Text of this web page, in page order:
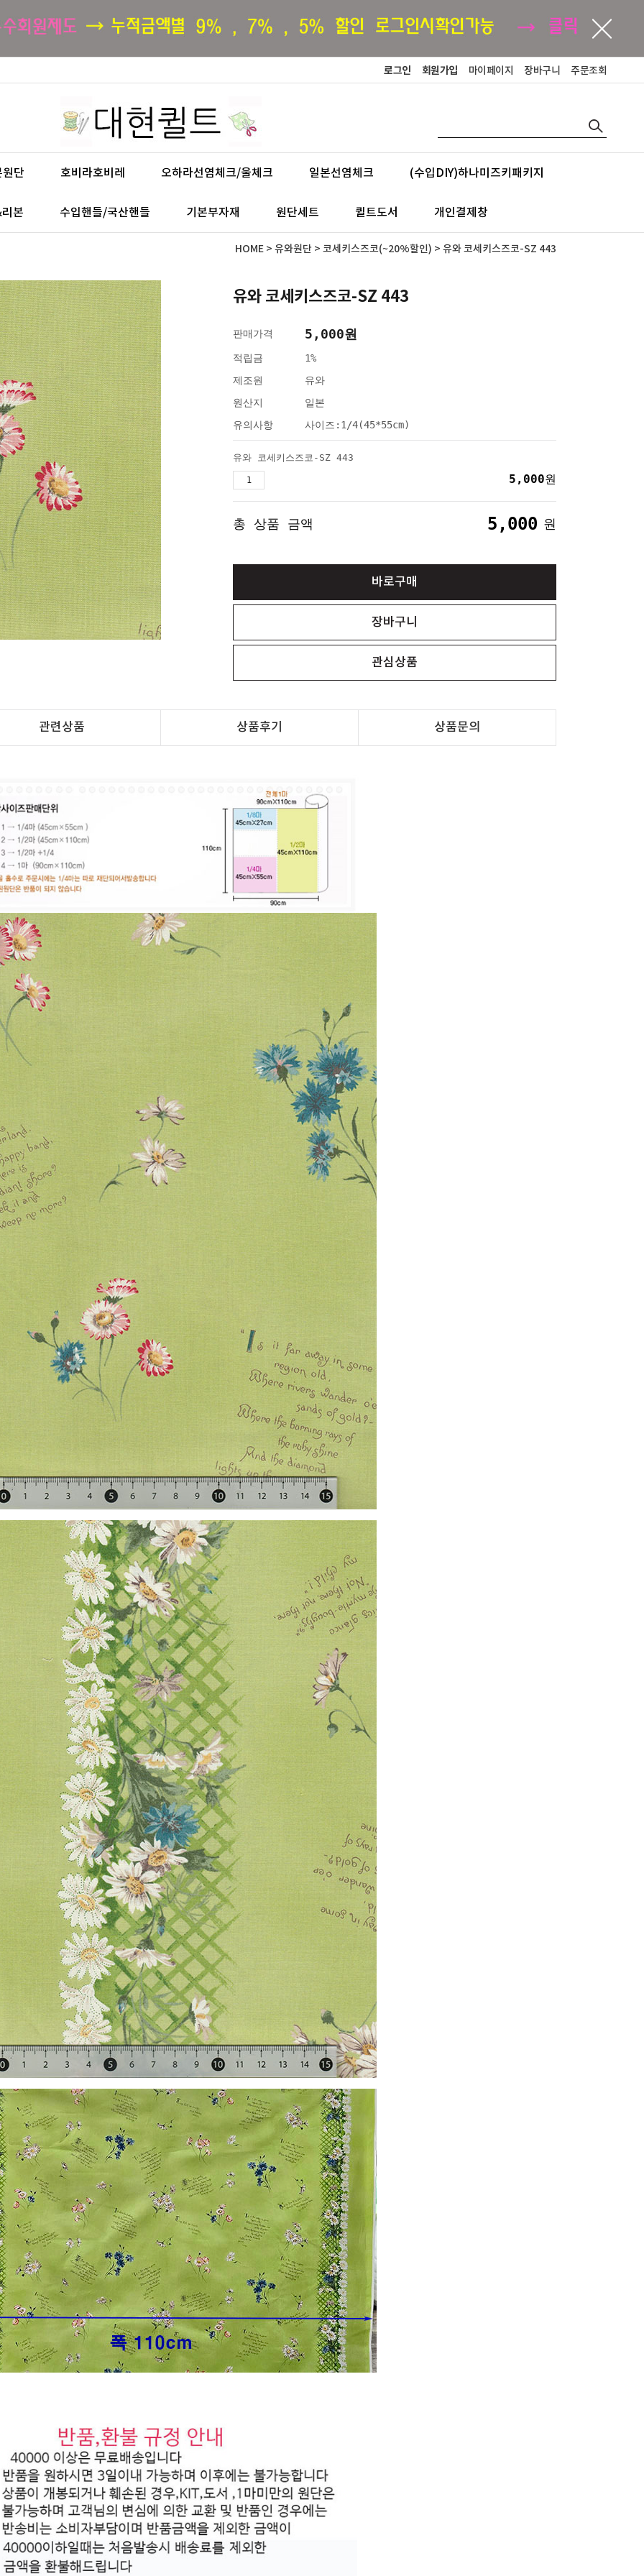
로그인 회원가입 마이페이지 장바구니 주문조회
원단 호비라호비레 오하라선염체크/울체크 일본선염체크 (수입DIY)하나미즈키패키지
본 수입핸들/국산핸들 기본부자재 원단세트 퀼트도서 개인결제창
HOME > 유와원단 > 코세키스즈코(~20%할인) > 유와 코세키스즈코-SZ 443
유와 코세키스즈코-SZ 443
판매가격 5,000원
적립금
1%
제조원
유와
원산지
일본
유의사항
사이즈:1/4(45*55cm)
유와 코세키스즈코-SZ 443
5,000원
총 상품 금액 5,000 원
바로구매
장바구니
관심상품
관련상품 상품후기 상품문의